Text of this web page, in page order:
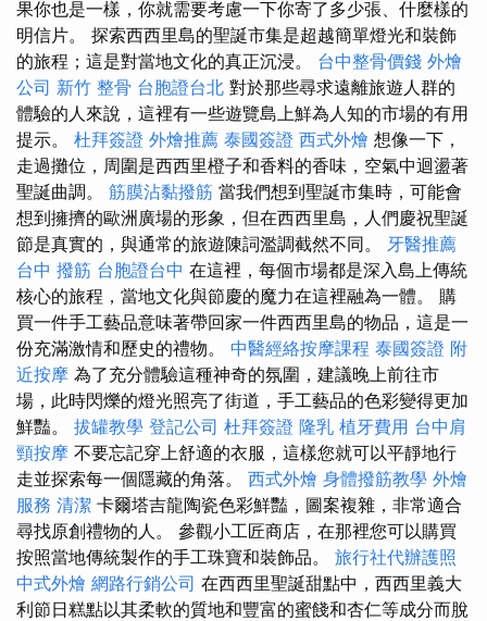
果你也是一樣，你就需要考慮一下你寄了多少張、什麼樣的
明信片。 探索西西里島的聖誕市集是超越簡單燈光和裝飾
的旅程；這是對當地文化的真正沉浸。 台中整骨價錢 外燴
公司 新竹 整骨 台胞證台北 對於那些尋求遠離旅遊人群的
體驗的人來說，這裡有一些遊覽島上鮮為人知的市場的有用
提示。 杜拜簽證 外燴推薦 泰國簽證 西式外燴 想像一下，
走過攤位，周圍是西西里橙子和香料的香味，空氣中迴盪著
聖誕曲調。 筋膜沾黏撥筋 當我們想到聖誕市集時，可能會
想到擁擠的歐洲廣場的形象，但在西西里島，人們慶祝聖誕
節是真實的，與通常的旅遊陳詞濫調截然不同。 牙醫推薦
台中 撥筋 台胞證台中 在這裡，每個市場都是深入島上傳統
核心的旅程，當地文化與節慶的魔力在這裡融為一體。 購
買一件手工藝品意味著帶回家一件西西里島的物品，這是一
份充滿激情和歷史的禮物。 中醫經絡按摩課程 泰國簽證 附
近按摩 為了充分體驗這種神奇的氛圍，建議晚上前往市
場，此時閃爍的燈光照亮了街道，手工藝品的色彩變得更加
鮮豔。 拔罐教學 登記公司 杜拜簽證 隆乳 植牙費用 台中肩
頸按摩 不要忘記穿上舒適的衣服，這樣您就可以平靜地行
走並探索每一個隱藏的角落。 西式外燴 身體撥筋教學 外燴
服務 清潔 卡爾塔吉龍陶瓷色彩鮮豔，圖案複雜，非常適合
尋找原創禮物的人。 參觀小工匠商店，在那裡您可以購買
按照當地傳統製作的手工珠寶和裝飾品。 旅行社代辦護照
中式外燴 網路行銷公司 在西西里聖誕甜點中，西西里義大
利節日糕點以其柔軟的質地和豐富的蜜餞和杏仁等成分而脫